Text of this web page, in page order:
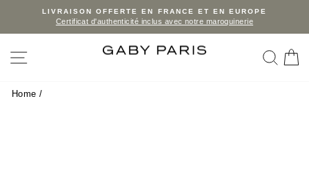
Pause
LIVRAISON OFFERTE EN FRANCE ET EN EUROPE
Certificat d'authenticité inclus avec notre maroquinerie
SITE NAVIGATION
Home /